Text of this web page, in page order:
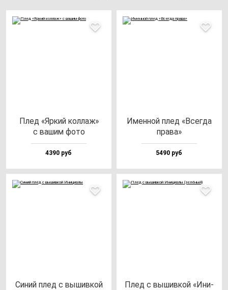
Плед «Яркий кол­лаж»
с ва­шим фо­то
4390 руб
Имен­ной плед «Всег­да
пра­ва»
5490 руб
Синий плед с вы­шив­кой
Плед с вы­шив­кой «Ини­